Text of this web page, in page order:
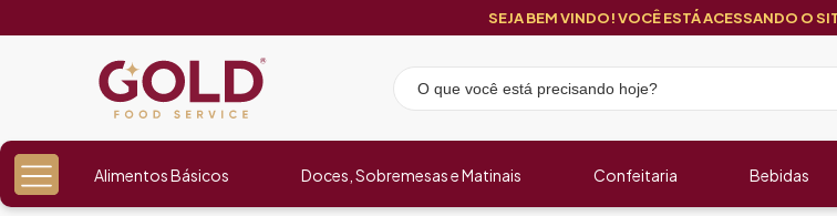
SEJA BEM VINDO! VOCÊ ESTÁ ACESSANDO O
Alimentos Básicos Doces, Sobremesas e Matinais Confeitaria Bebidas